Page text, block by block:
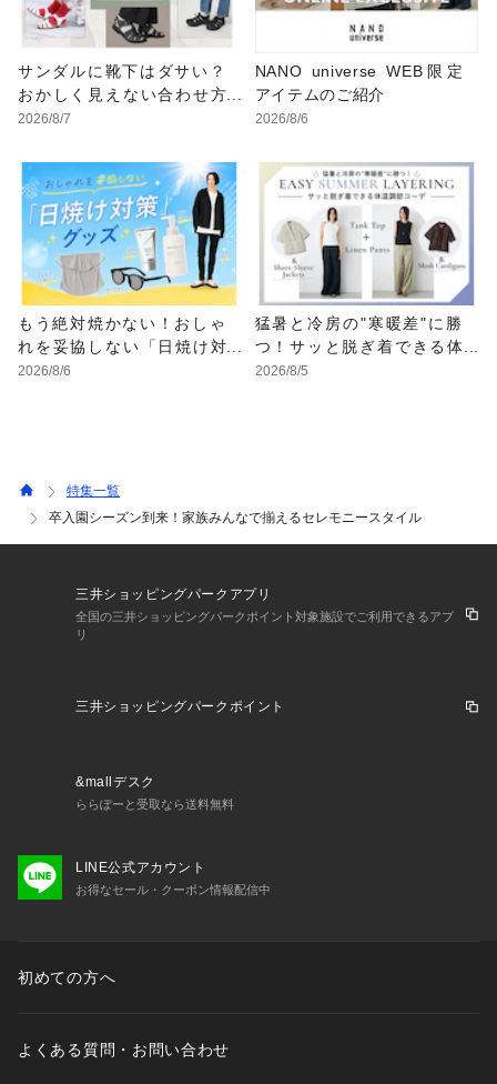
サンダルに靴下はダサい？
おかしく見えない合わせ方
の黄金法則と男女別おすす
2026/8/7
NANO universe WEB限定
アイテムのご紹介
2026/8/6
もう絶対焼かない！おしゃ
れを妥協しない「日焼け対
策」グッズ
2026/8/6
猛暑と冷房の"寒暖差"に勝
つ！サッと脱ぎ着できる体
温調節コーデ
2026/8/5
特集一覧
卒入園シーズン到来！家族みんなで揃えるセレモニースタイル
三井ショッピングパークアプリ
全国の三井ショッピングパークポイント対象施設でご利用できるアプ
リ
三井ショッピングパークポイント
&mallデスク
ららぽーと受取なら送料無料
LINE公式アカウント
お得なセール・クーポン情報配信中
初めての方へ
よくある質問・お問い合わせ